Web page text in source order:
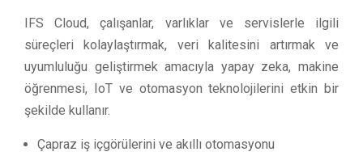
IFS Cloud, çalışanlar, varlıklar ve servislerle ilgili
süreçleri kolaylaştırmak, veri kalitesini artırmak ve
uyumluluğu geliştirmek amacıyla yapay zeka, makine
öğrenmesi, IoT ve otomasyon teknolojilerini etkin bir
şekilde kullanır.
Çapraz iş içgörülerini ve akıllı otomasyonu